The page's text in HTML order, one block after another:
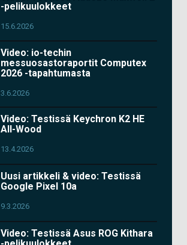
-pelikuulokkeet
15.6.2026
Video: io-techin
messuosastoraportit Computex
2026 -tapahtumasta
3.6.2026
Video: Testissä Keychron K2 HE
All-Wood
13.4.2026
Uusi artikkeli & video: Testissä
Google Pixel 10a
9.3.2026
Video: Testissä Asus ROG Kithara